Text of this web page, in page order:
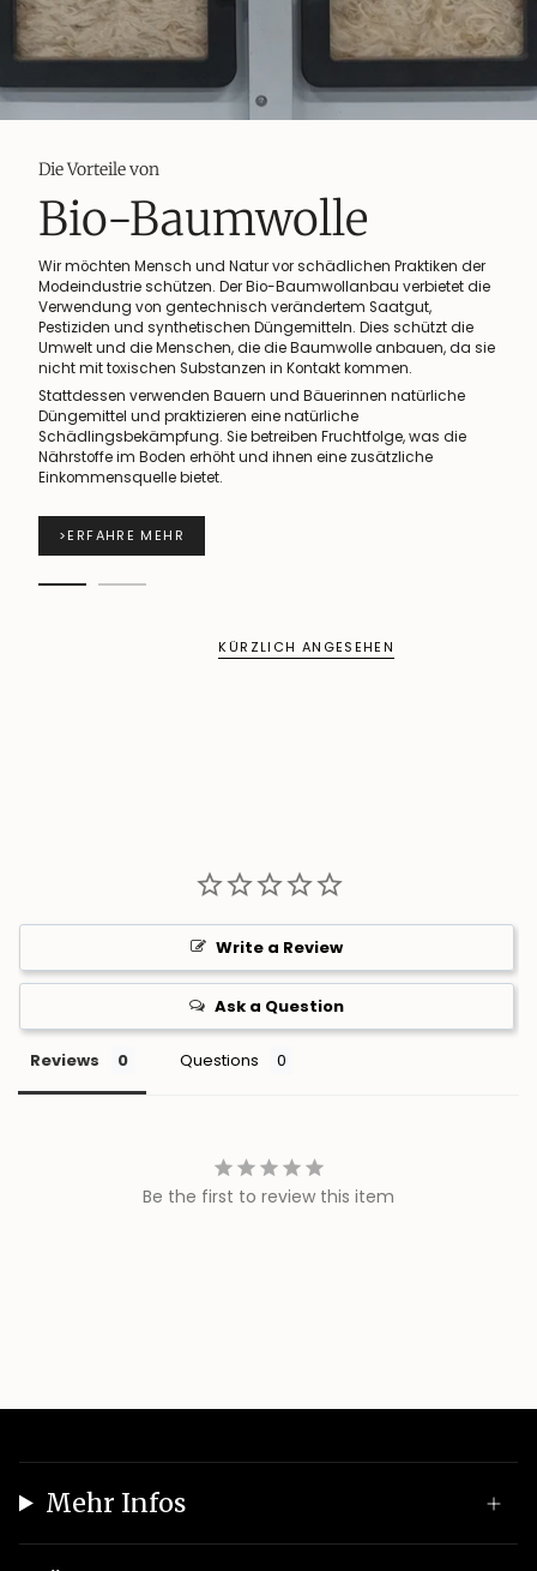
Die Vorteile von
Bio-Baumwolle
Wir möchten Mensch und Natur vor schädlichen Praktiken der
Modeindustrie schützen. Der Bio-Baumwollanbau verbietet die
Verwendung von gentechnisch verändertem Saatgut,
Pestiziden und synthetischen Düngemitteln. Dies schützt die
Umwelt und die Menschen, die die Baumwolle anbauen, da sie
nicht mit toxischen Substanzen in Kontakt kommen.
Stattdessen verwenden Bauern und Bäuerinnen natürliche
Düngemittel und praktizieren eine natürliche
Schädlingsbekämpfung. Sie betreiben Fruchtfolge, was die
Nährstoffe im Boden erhöht und ihnen eine zusätzliche
Einkommensquelle bietet.
>ERFAHRE MEHR
KÜRZLICH ANGESEHEN
Write a Review
Ask a Question
Reviews Questions
Be the first to review this item
Mehr Infos